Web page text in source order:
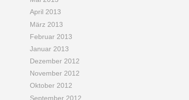
April 2013
März 2013
Februar 2013
Januar 2013
Dezember 2012
November 2012
Oktober 2012
September 2012